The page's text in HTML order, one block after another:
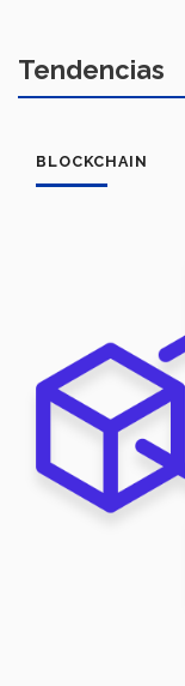
Tendencias
BLOCKCHAIN